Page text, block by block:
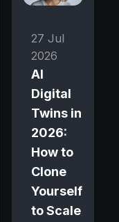
27 Jul
2026
AI
Digital
Twins in
2026:
How to
Clone
Yourself
to Scale